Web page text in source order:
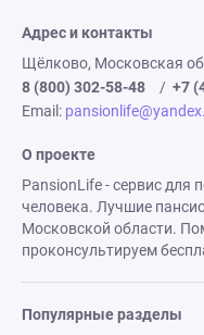
Адрес и контакты
Щёлково, Московская
8 (800) 302-58-48
/ +7
Email:
О проекте
PansionLife - сервис для
человека. Лучшие
Московской области.
проконсультируем
Популярные разделы